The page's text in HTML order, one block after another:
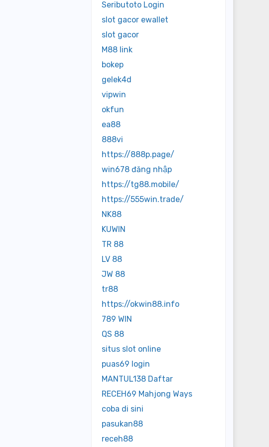
Seributoto Login
slot gacor ewallet
slot gacor
M88 link
bokep
gelek4d
vipwin
okfun
ea88
888vi
https://888p.page/
win678 đăng nhập
https://tg88.mobile/
https://555win.trade/
NK88
KUWIN
TR 88
LV 88
JW 88
tr88
https://okwin88.info
789 WIN
QS 88
situs slot online
puas69 login
MANTUL138 Daftar
RECEH69 Mahjong Ways
coba di sini
pasukan88
receh88